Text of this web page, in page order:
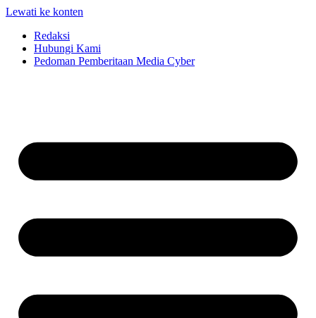
Lewati ke konten
Redaksi
Hubungi Kami
Pedoman Pemberitaan Media Cyber